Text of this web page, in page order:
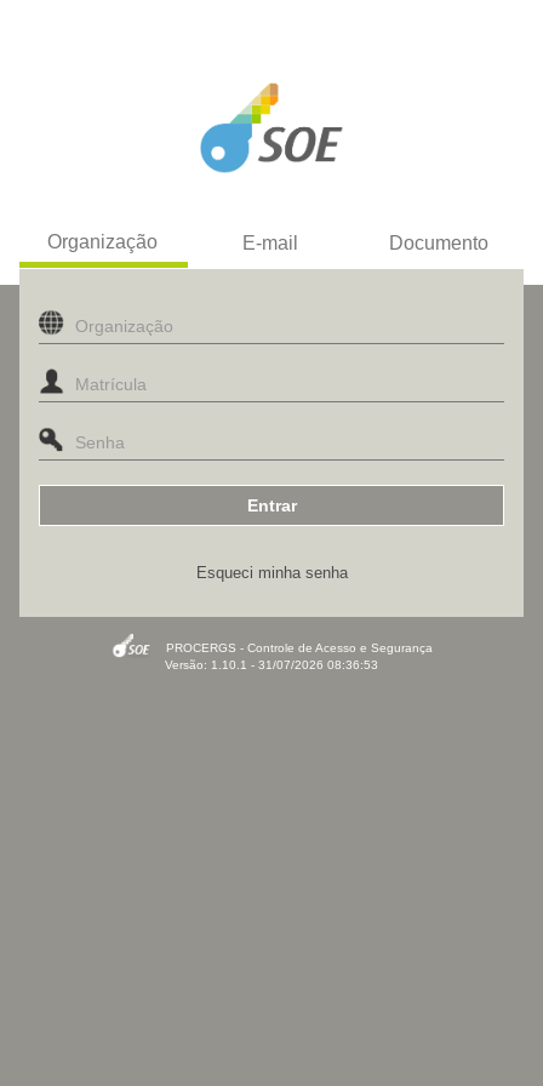
Organização E-mail Documento
Esqueci minha senha
PROCERGS - Controle de Acesso e Segurança
Versão: 1.10.1 - 31/07/2026 08:36:53